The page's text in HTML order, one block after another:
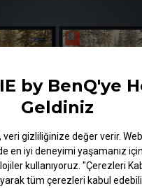
by BenQ'ye
Geldiniz
veri gizliliğinize değer verir.
en iyi deneyimi yaşamanız
kullanıyoruz. "Çerezleri
tüm çerezleri kabul